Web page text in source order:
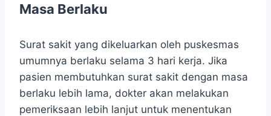
Masa Berlaku
Surat sakit yang dikeluarkan oleh puskesmas
umumnya berlaku selama 3 hari kerja. Jika
pasien membutuhkan surat sakit dengan masa
berlaku lebih lama, dokter akan melakukan
pemeriksaan lebih lanjut untuk menentukan